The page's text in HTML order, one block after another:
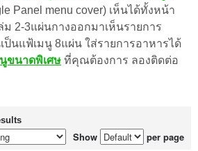
Panel menu cover) เห็นได้ทั้งหน้า
ม 2-3แผ่นกางออกมาเห็นรายการ
ป็นแฟ้เมนู 8แผ่น ใส่รายการอาหารได้
ขนาดพิเศษ ที่คุณต้องการ ลองติดต่อ
Show per page